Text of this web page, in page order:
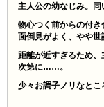
主人公の幼なじみ。同
物心つく前からの付き
面倒見がよく、やや世
距離が近すぎるため、
次第に……。
少々お調子ノリなとこ